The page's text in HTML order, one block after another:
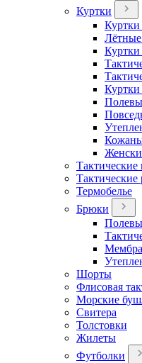
Куртки
Термобелье
Брюки
Шорты
Флисовая
Морские
Свитера
Толстовки
Жилеты
Футболки